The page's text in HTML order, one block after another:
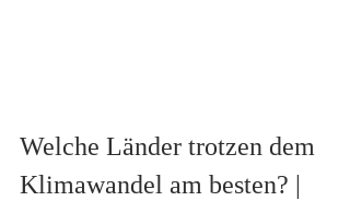
Welche Länder trotzen dem
Klimawandel am besten? |